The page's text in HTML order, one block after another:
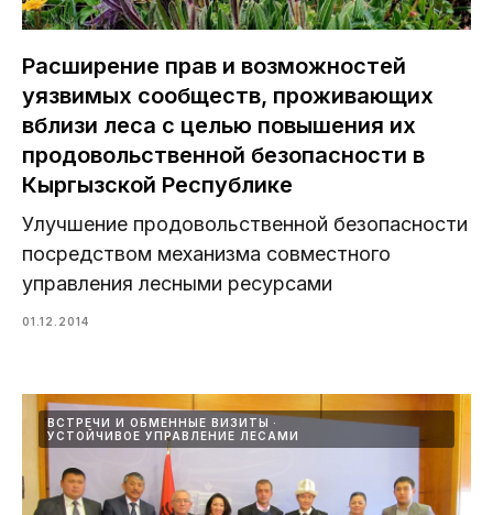
Расширение прав и возможностей
уязвимых сообществ, проживающих
вблизи леса с целью повышения их
продовольственной безопасности в
Кыргызской Республике
Улучшение продовольственной безопасности
посредством механизма совместного
управления лесными ресурсами
01.12.2014
ВСТРЕЧИ И ОБМЕННЫЕ ВИЗИТЫ
УСТОЙЧИВОЕ УПРАВЛЕНИЕ ЛЕСАМИ